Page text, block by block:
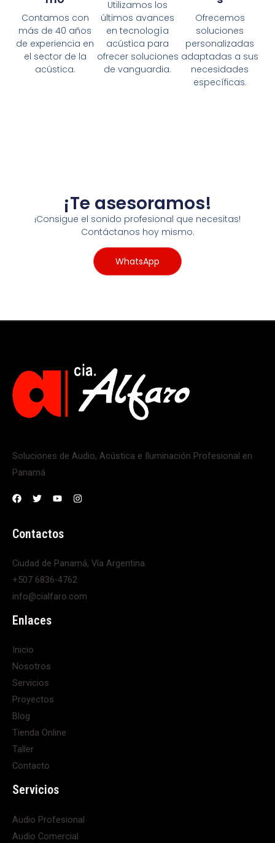
Contamos con
más de 40 años
de experiencia en
el sector de la
acústica.
Utilizamos los
últimos avances
en tecnología
acústica para
ofrecer soluciones
de vanguardia.
Ofrecemos
soluciones
personalizadas
adaptadas a sus
necesidades
específicas.
¡Te asesoramos!
¡Consigue el sonido profesional que necesitas!
Contáctanos hoy mismo.
WhatsApp
Soluciones de Audio, Acústica e Iluminación Profesional en
Panamá
Contactos
Ciudad de Panamá, Vía Argentina.
+507 6836-4762
info@cialfaro.com
Enlaces
Inicio
Nosotros
Servicios
Proyectos
Blog
Tienda Online
Taller
Contacto
Servicios
Audio Profesional
Audio Comercial